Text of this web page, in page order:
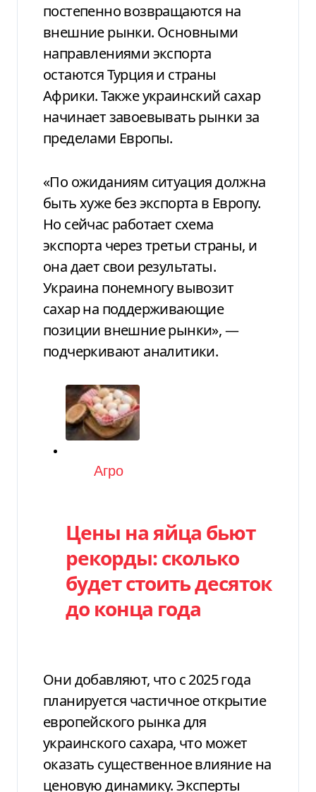
постепенно возвращаются на
внешние рынки. Основными
направлениями экспорта
остаются Турция и страны
Африки. Также украинский сахар
начинает завоевывать рынки за
пределами Европы.
«По ожиданиям ситуация должна
быть хуже без экспорта в Европу.
Но сейчас работает схема
экспорта через третьи страны, и
она дает свои результаты.
Украина понемногу вывозит
сахар на поддерживающие
позиции внешние рынки», —
подчеркивают аналитики.
Категория
Агро
Цены на яйца бьют
рекорды: сколько
будет стоить десяток
до конца года
Они добавляют, что с 2025 года
планируется частичное открытие
европейского рынка для
украинского сахара, что может
оказать существенное влияние на
ценовую динамику. Эксперты